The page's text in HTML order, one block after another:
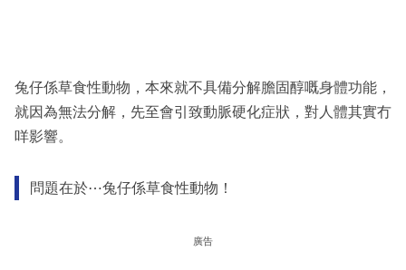
兔仔係草食性動物，本來就不具備分解膽固醇嘅身體功能，
就因為無法分解，先至會引致動脈硬化症狀，對人體其實冇
咩影響。
問題在於⋯兔仔係草食性動物！
廣告